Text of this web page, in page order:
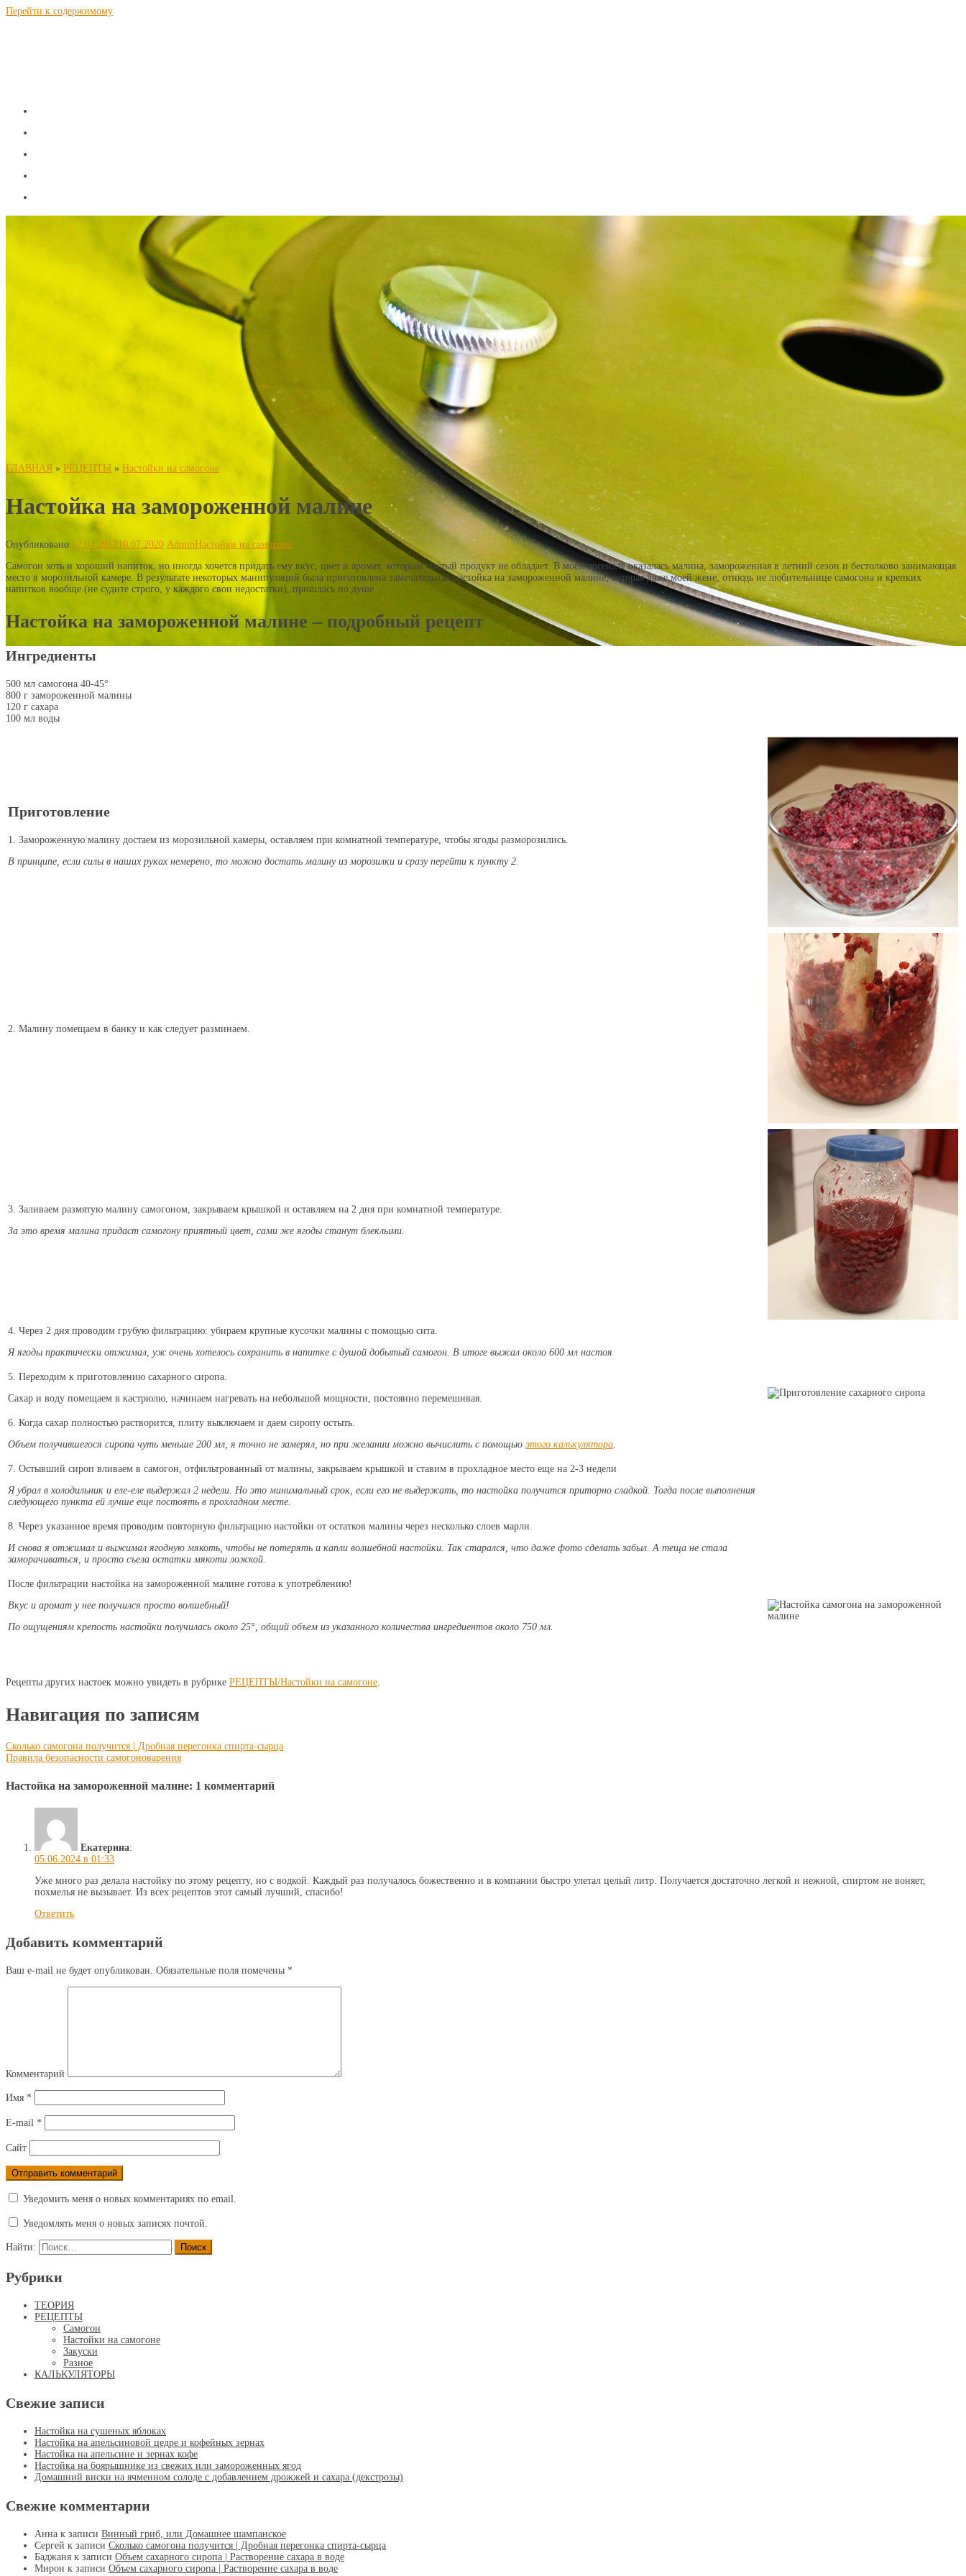
Перейти к содержимому
ГЛАВНАЯ » РЕЦЕПТЫ » Настойки на самогоне
Настойка на замороженной малине
Опубликовано 17.04.201710.07.2020 AdminНастойки на самогоне
Самогон хоть и хороший напиток, но иногда хочется придать ему вкус, цвет и аромат, которым чистый продукт не обладает. В моем арсенале оказалась малина, замороженная в летний сезон и бестолково занимающая
место в морозильной камере. В результате некоторых манипуляций была приготовлена замечательная настойка на замороженной малине, которая даже моей жене, отнюдь не любительнице самогона и крепких
напитков вообще (не судите строго, у каждого свои недостатки), пришлась по душе.
Настойка на замороженной малине – подробный рецепт
Ингредиенты
500 мл самогона 40-45°
800 г замороженной малины
120 г сахара
100 мл воды
Приготовление
1. Замороженную малину достаем из морозильной камеры, оставляем при комнатной температуре, чтобы ягоды разморозились.
В принципе, если силы в наших руках немерено, то можно достать малину из морозилки и сразу перейти к пункту 2.
2. Малину помещаем в банку и как следует разминаем.
3. Заливаем размятую малину самогоном, закрываем крышкой и оставляем на 2 дня при комнатной температуре.
За это время малина придаст самогону приятный цвет, сами же ягоды станут блеклыми.
4. Через 2 дня проводим грубую фильтрацию: убираем крупные кусочки малины с помощью сита.
Я ягоды практически отжимал, уж очень хотелось сохранить в напитке с душой добытый самогон. В итоге выжал около 600 мл настоя
5. Переходим к приготовлению сахарного сиропа.
Сахар и воду помещаем в кастрюлю, начинаем нагревать на небольшой мощности, постоянно перемешивая.
6. Когда сахар полностью растворится, плиту выключаем и даем сиропу остыть.
Объем получившегося сиропа чуть меньше 200 мл, я точно не замерял, но при желании можно вычислить с помощью этого калькулятора.
7. Остывший сироп вливаем в самогон, отфильтрованный от малины, закрываем крышкой и ставим в прохладное место еще на 2-3 недели
Я убрал в холодильник и еле-еле выдержал 2 недели. Но это минимальный срок, если его не выдержать, то настойка получится приторно сладкой. Тогда после выполнения
следующего пункта ей лучше еще постоять в прохладном месте.
8. Через указанное время проводим повторную фильтрацию настойки от остатков малины через несколько слоев марли.
И снова я отжимал и выжимал ягодную мякоть, чтобы не потерять и капли волшебной настойки. Так старался, что даже фото сделать забыл. А теща не стала
заморачиваться, и просто съела остатки мякоти ложкой.
После фильтрации настойка на замороженной малине готова к употреблению!
Вкус и аромат у нее получился просто волшебный!
По ощущениям крепость настойки получилась около 25°, общий объем из указанного количества ингредиентов около 750 мл.
Рецепты других настоек можно увидеть в рубрике РЕЦЕПТЫ/Настойки на самогоне.
Навигация по записям
Сколько самогона получится | Дробная перегонка спирта-сырца
Правила безопасности самогоноварения
Настойка на замороженной малине: 1 комментарий
Екатерина:
05.06.2024 в 01:33
Уже много раз делала настойку по этому рецепту, но с водкой. Каждый раз получалось божественно и в компании быстро улетал целый литр. Получается достаточно легкой и нежной, спиртом не воняет,
похмелья не вызывает. Из всех рецептов этот самый лучший, спасибо!
Ответить
Добавить комментарий
Ваш e-mail не будет опубликован. Обязательные поля помечены *
Комментарий
Имя *
E-mail *
Сайт
Уведомить меня о новых комментариях по email.
Уведомлять меня о новых записях почтой.
Найти:
Рубрики
ТЕОРИЯ
РЕЦЕПТЫ
Самогон
Настойки на самогоне
Закуски
Разное
КАЛЬКУЛЯТОРЫ
Свежие записи
Настойка на сушеных яблоках
Настойка на апельсиновой цедре и кофейных зернах
Настойка на апельсине и зернах кофе
Настойка на боярышнике из свежих или замороженных ягод
Домашний виски на ячменном солоде с добавлением дрожжей и сахара (декстрозы)
Свежие комментарии
Анна к записи Винный гриб, или Домашнее шампанское
Сергей к записи Сколько самогона получится | Дробная перегонка спирта-сырца
Баджаня к записи Объем сахарного сиропа | Растворение сахара в воде
Мирон к записи Объем сахарного сиропа | Растворение сахара в воде